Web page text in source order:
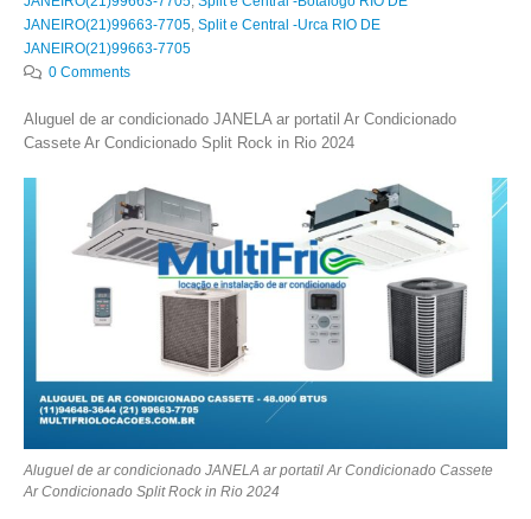
JANEIRO(21)99663-7705 Split e Central -Urca RIO DE
JANEIRO(21)99663-7705
0 Comments
Aluguel de ar condicionado JANELA ar portatil Ar Condicionado
Cassete Ar Condicionado Split Rock in Rio 2024
Aluguel de ar condicionado JANELA ar portatil Ar Condicionado Cassete
Ar Condicionado Split Rock in Rio 2024